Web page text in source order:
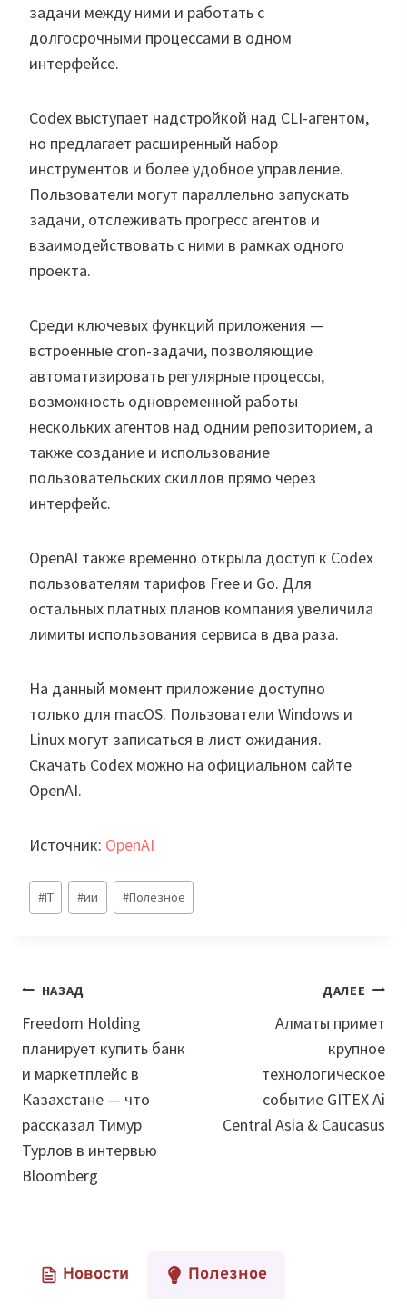
задачи между ними и работать с
долгосрочными процессами в одном
интерфейсе.
Codex выступает надстройкой над CLI-агентом,
но предлагает расширенный набор
инструментов и более удобное управление.
Пользователи могут параллельно запускать
задачи, отслеживать прогресс агентов и
взаимодействовать с ними в рамках одного
проекта.
Среди ключевых функций приложения —
встроенные cron-задачи, позволяющие
автоматизировать регулярные процессы,
возможность одновременной работы
нескольких агентов над одним репозиторием, а
также создание и использование
пользовательских скиллов прямо через
интерфейс.
OpenAI также временно открыла доступ к Codex
пользователям тарифов Free и Go. Для
остальных платных планов компания увеличила
лимиты использования сервиса в два раза.
На данный момент приложение доступно
только для macOS. Пользователи Windows и
Linux могут записаться в лист ожидания.
Скачать Codex можно на официальном сайте
OpenAI.
Источник: OpenAI
Метки
записи:
#IT #ии #Полезное
Навигация
по
записям
НАЗАД
Freedom Holding
планирует купить банк
и маркетплейс в
Казахстане — что
рассказал Тимур
Турлов в интервью
Bloomberg
ДАЛЕЕ
Алматы примет
крупное
технологическое
событие GITEX Ai
Central Asia & Caucasus
Новости Полезное